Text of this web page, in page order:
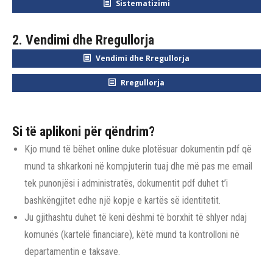
Sistematizimi
2. Vendimi dhe Rregullorja
Vendimi dhe Rregullorja
Rregullorja
Si të aplikoni për qëndrim?
Kjo mund të bëhet online duke plotësuar dokumentin pdf që
mund ta shkarkoni në kompjuterin tuaj dhe më pas me email
tek punonjësi i administratës, dokumentit pdf duhet t’i
bashkëngjitet edhe një kopje e kartës së identitetit.
Ju gjithashtu duhet të keni dëshmi të borxhit të shlyer ndaj
komunës (kartelë financiare), këtë mund ta kontrolloni në
departamentin e taksave.